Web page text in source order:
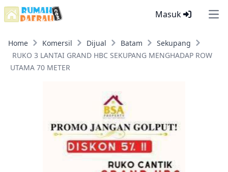
Masuk
Home Komersil Dijual Batam
Sekupang
RUKO 3 LANTAI GRAND HBC SEKUPANG MENGHADAP ROW
UTAMA 70 METER